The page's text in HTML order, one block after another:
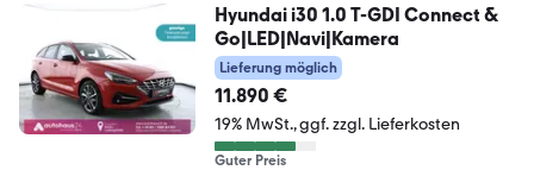
Hyundai i30 1.0 T-GDI Connect &
Go|LED|Navi|Kamera
Lieferung möglich
11.890 €
19% MwSt. ggf. zzgl. Lieferkosten
Guter Preis